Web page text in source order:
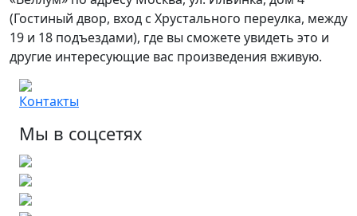
(Гостиный двор, вход с Хрустального переулка, между
19 и 18 подъездами), где вы сможете увидеть это и
другие интересующие вас произведения вживую.
Контакты
Мы в соцсетях